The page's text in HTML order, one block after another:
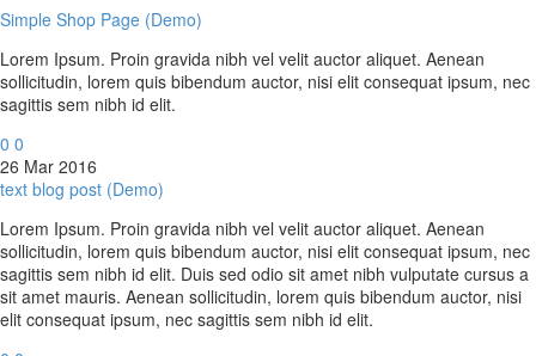
Simple Shop Page (Demo)
Lorem Ipsum. Proin gravida nibh vel velit auctor aliquet. Aenean
sollicitudin, lorem quis bibendum auctor, nisi elit consequat ipsum, nec
sagittis sem nibh id elit.
0 0
26 Mar 2016
text blog post (Demo)
Lorem Ipsum. Proin gravida nibh vel velit auctor aliquet. Aenean
sollicitudin, lorem quis bibendum auctor, nisi elit consequat ipsum, nec
sagittis sem nibh id elit. Duis sed odio sit amet nibh vulputate cursus a
sit amet mauris. Aenean sollicitudin, lorem quis bibendum auctor, nisi
elit consequat ipsum, nec sagittis sem nibh id elit.